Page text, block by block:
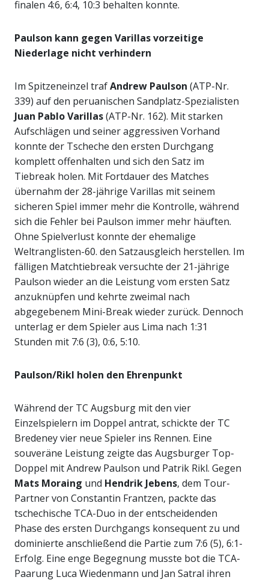
finalen 4:6, 6:4, 10:3 behalten konnte.
Paulson kann gegen Varillas vorzeitige
Niederlage nicht verhindern
Im Spitzeneinzel trafAndrew Paulson (ATP-Nr.
339) auf den peruanischen Sandplatz-Spezialisten
Juan Pablo Varillas(ATP-Nr. 162). Mit starken
Aufschlägen und seiner aggressiven Vorhand
konnte der Tscheche den ersten Durchgang
komplett offenhalten und sich den Satz im
Tiebreak holen. Mit Fortdauer des Matches
übernahm der 28-jährige Varillas mit seinem
sicheren Spiel immer mehr die Kontrolle, während
sich die Fehler bei Paulson immer mehr häuften.
Ohne Spielverlust konnte der ehemalige
Weltranglisten-60. den Satzausgleich herstellen. Im
fälligen Matchtiebreak versuchte der 21-jährige
Paulson wieder an die Leistung vom ersten Satz
anzuknüpfen und kehrte zweimal nach
abgegebenem Mini-Break wieder zurück. Dennoch
unterlag er dem Spieler aus Lima nach 1:31
Stunden mit 7:6 (3), 0:6, 5:10.
Paulson/Rikl holen den Ehrenpunkt
Während der TC Augsburg mit den vier
Einzelspielern im Doppel antrat, schickte der TC
Bredeney vier neue Spieler ins Rennen. Eine
souveräne Leistung zeigte das Augsburger Top-
Doppel mit Andrew Paulson und Patrik Rikl. Gegen
Mats Moraing und Hendrik Jebens, dem Tour-
Partner von Constantin Frantzen, packte das
tschechische TCA-Duo in der entscheidenden
Phase des ersten Durchgangs konsequent zu und
dominierte anschließend die Partie zum 7:6 (5), 6:1-
Erfolg. Eine enge Begegnung musste bot die TCA-
Paarung Luca Wiedenmann und Jan Satral ihren